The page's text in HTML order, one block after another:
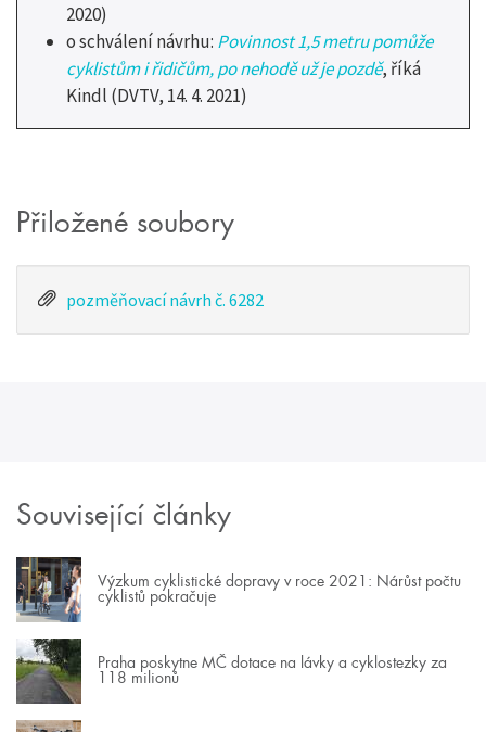
2020)
o schválení návrhu: Povinnost 1,5 metru pomůže
cyklistům i řidičům, po nehodě už je pozdě, říká
Kindl (DVTV, 14. 4. 2021)
Přiložené soubory
pozměňovací návrh č. 6282
Související články
Výzkum cyklistické dopravy v roce 2021: Nárůst počtu
cyklistů pokračuje
Praha poskytne MČ dotace na lávky a cyklostezky za
118 milionů